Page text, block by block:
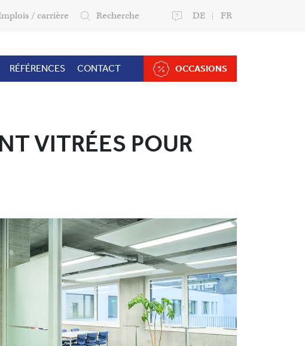
/ carrière Recherche DE FR
RÉFÉRENCES CONTACT OCCASIONS
VITRÉES POUR